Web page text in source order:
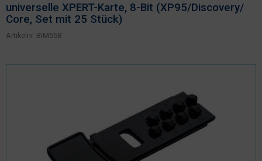
universelle XPERT-Karte, 8-Bit (XP95/Discovery/
Core, Set mit 25 Stück)
Artikelnr. BIM558